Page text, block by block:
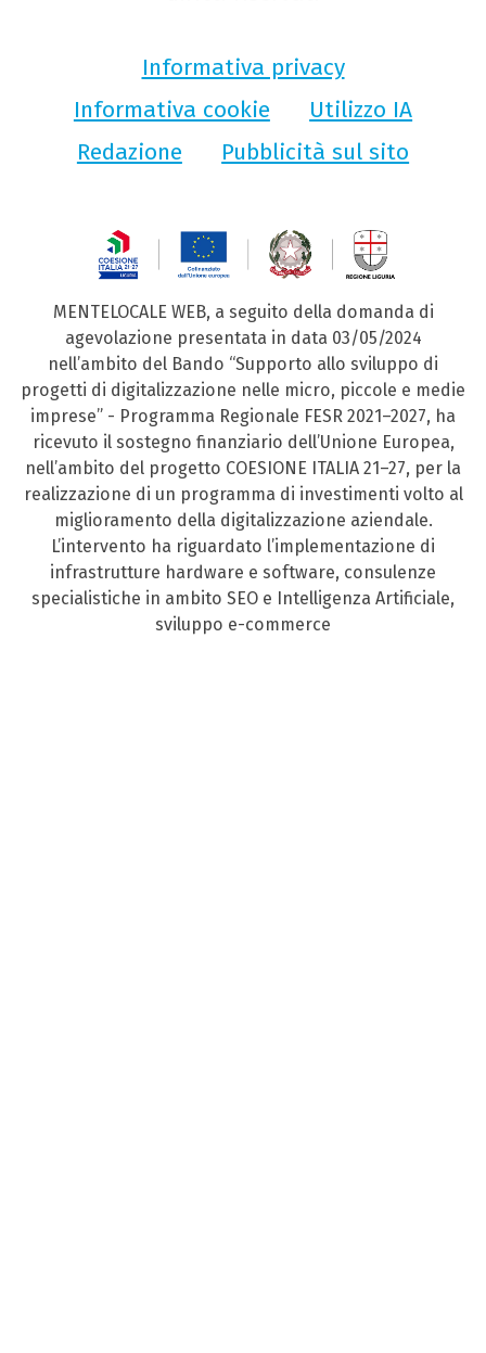
Informativa privacy
Informativa cookie
Utilizzo IA
Redazione
Pubblicità sul sito
MENTELOCALE WEB, a seguito della domanda di
agevolazione presentata in data 03/05/2024
nell’ambito del Bando “Supporto allo sviluppo di
progetti di digitalizzazione nelle micro, piccole e medie
imprese” - Programma Regionale FESR 2021–2027, ha
ricevuto il sostegno finanziario dell’Unione Europea,
nell’ambito del progetto COESIONE ITALIA 21–27, per la
realizzazione di un programma di investimenti volto al
miglioramento della digitalizzazione aziendale.
L’intervento ha riguardato l’implementazione di
infrastrutture hardware e software, consulenze
specialistiche in ambito SEO e Intelligenza Artificiale,
sviluppo e-commerce